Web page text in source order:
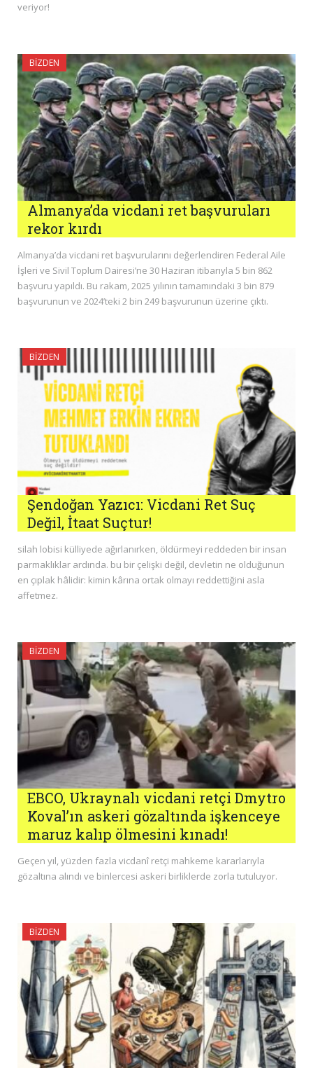
veriyor!
BIZDEN
Almanya’da vicdani ret başvuruları
rekor kırdı
Almanya’da vicdani ret başvurularını değerlendiren Federal Aile
İşleri ve Sivil Toplum Dairesi’ne 30 Haziran itibarıyla 5 bin 862
başvuru yapıldı. Bu rakam, 2025 yılının tamamındaki 3 bin 879
başvurunun ve 2024’teki 2 bin 249 başvurunun üzerine çıktı.
BIZDEN
Şendoğan Yazıcı: Vicdani Ret Suç
Değil, İtaat Suçtur!
silah lobisi külliyede ağırlanırken, öldürmeyi reddeden bir insan
parmaklıklar ardında. bu bir çelişki değil, devletin ne olduğunun
en çıplak hâlidir: kimin kârına ortak olmayı reddettiğini asla
affetmez.
BIZDEN
EBCO, Ukraynalı vicdani retçi Dmytro
Koval’ın askeri gözaltında işkenceye
maruz kalıp ölmesini kınadı!
Geçen yıl, yüzden fazla vicdanî retçi mahkeme kararlarıyla
gözaltına alındı ​​ve binlercesi askeri birliklerde zorla tutuluyor.
BIZDEN